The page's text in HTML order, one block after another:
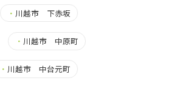
・ 川越市 下赤坂
・ 川越市 中原町
・ 川越市 中台元町